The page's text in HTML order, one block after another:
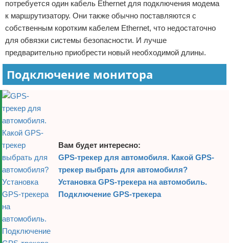
потребуется один кабель Ethernet для подключения модема
к маршрутизатору. Они также обычно поставляются с
собственным коротким кабелем Ethernet, что недостаточно
для обвязки системы безопасности. И лучше
предварительно приобрести новый необходимой длины.
Подключение монитора
Вам будет интересно:
GPS-трекер для автомобиля. Какой GPS-
трекер выбрать для автомобиля?
Установка GPS-трекера на автомобиль.
Подключение GPS-трекера